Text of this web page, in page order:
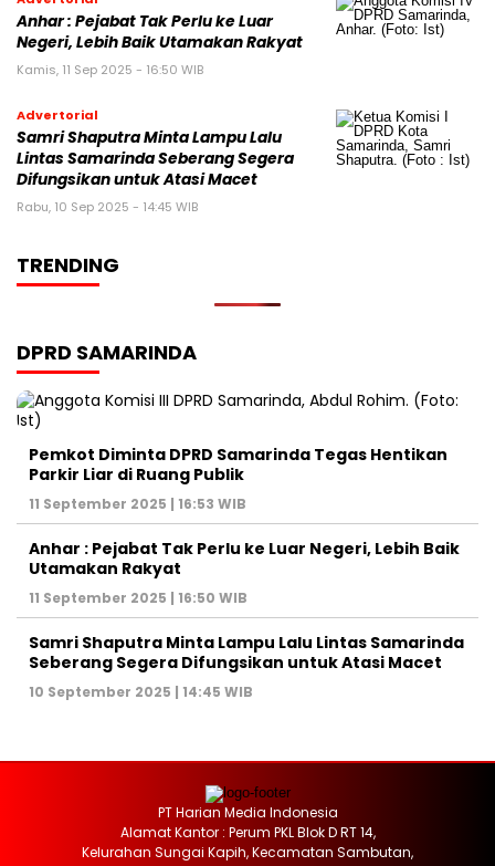
Anhar : Pejabat Tak Perlu ke Luar
Negeri, Lebih Baik Utamakan Rakyat
Kamis, 11 Sep 2025 - 16:50 WIB
Advertorial
Samri Shaputra Minta Lampu Lalu
Lintas Samarinda Seberang Segera
Difungsikan untuk Atasi Macet
Rabu, 10 Sep 2025 - 14:45 WIB
TRENDING
DPRD SAMARINDA
Pemkot Diminta DPRD Samarinda Tegas Hentikan
Parkir Liar di Ruang Publik
11 September 2025 | 16:53 WIB
Anhar : Pejabat Tak Perlu ke Luar Negeri, Lebih Baik
Utamakan Rakyat
11 September 2025 | 16:50 WIB
Samri Shaputra Minta Lampu Lalu Lintas Samarinda
Seberang Segera Difungsikan untuk Atasi Macet
10 September 2025 | 14:45 WIB
PT Harian Media Indonesia
Alamat Kantor : Perum PKL Blok D RT 14,
Kelurahan Sungai Kapih, Kecamatan Sambutan,